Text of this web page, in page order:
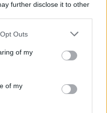
further disclose it to other
Outs
of my
of my